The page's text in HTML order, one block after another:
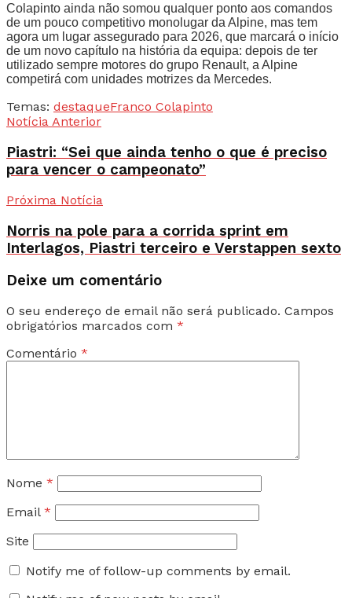
Colapinto ainda não somou qualquer ponto aos comandos
de um pouco competitivo monolugar da Alpine, mas tem
agora um lugar assegurado para 2026, que marcará o início
de um novo capítulo na história da equipa: depois de ter
utilizado sempre motores do grupo Renault, a Alpine
competirá com unidades motrizes da Mercedes.
Temas: destaqueFranco Colapinto
Notícia Anterior
Piastri: “Sei que ainda tenho o que é preciso
para vencer o campeonato”
Próxima Notícia
Norris na pole para a corrida sprint em
Interlagos, Piastri terceiro e Verstappen sexto
Deixe um comentário
O seu endereço de email não será publicado. Campos
obrigatórios marcados com *
Comentário *
Nome *
Email *
Site
Notify me of follow-up comments by email.